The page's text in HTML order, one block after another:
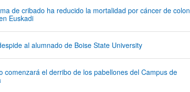
de cribado ha reducido la
de cribado ha reducido la mortalidad por cáncer de colon
Euskadi
al alumnado de Boise State
al alumnado de Boise State University
comenzará el derribo de los
comenzará el derribo de los pabellones del Campus de